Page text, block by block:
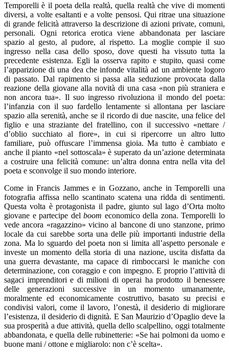
Temporelli è il poeta della realtà, quella realtà che vive di momenti
diversi, a volte esaltanti e a volte pensosi. Qui ritrae una situazione
di grande felicità attraverso la descrizione di azioni private, comuni,
personali. Ogni retorica erotica viene abbandonata per lasciare
spazio al gesto, al pudore, al rispetto. La moglie compie il suo
ingresso nella casa dello sposo, dove questi ha vissuto tutta la
precedente esistenza. Egli la osserva rapito e stupito, quasi come
l’apparizione di una dea che infonde vitalità ad un ambiente logoro
di passato. Dal rapimento si passa alla seduzione provocata dalla
reazione della giovane alla novità di una casa «non più straniera e
non ancora tua». Il suo ingresso rivoluziona il mondo del poeta:
l’infanzia con il suo fardello lentamente si allontana per lasciare
spazio alla serenità, anche se il ricordo di due nascite, una felice del
figlio e una straziante del fratellino, con il successivo «nettare /
d’oblio succhiato al fiore», in cui si ripercorre un altro lutto
familiare, può offuscare l’immensa gioia. Ma tutto è cambiato e
anche il pianto «nel sottoscala» è superato da un’azione determinata
a costruire una felicità comune: un’altra donna entra nella vita del
poeta e sconvolge il suo mondo interiore.
Come in Francis Jammes e in Gozzano, anche in Temporelli una
fotografia affissa nello scantinato scatena una ridda di sentimenti.
Questa volta è protagonista il padre, giunto sul lago d’Orta molto
giovane e partecipe delboom economico della zona. Temporelli lo
vede ancora «ragazzino» vicino al bancone di uno stanzone, primo
locale da cui sarebbe sorta una delle più importanti industrie della
zona. Ma lo sguardo del poeta non si limita all’aspetto personale e
investe un momento della storia di una nazione, uscita disfatta da
una guerra devastante, ma capace di rimboccarsi le maniche con
determinazione, con coraggio e con impegno. E proprio l’attività di
sagaci imprenditori e di milioni di operai ha prodotto il benessere
delle generazioni successive in un momento umanamente,
moralmente ed economicamente costruttivo, basato su precisi e
condivisi valori, come il lavoro, l’onestà, il desiderio di migliorare
l’esistenza, il desiderio di dignità. E San Maurizio d’Opaglio deve la
sua prosperità a due attività, quella dello scalpellino, oggi totalmente
abbandonata, e quella delle rubinetterie: «Se hai polmoni da uomo e
buone mani / ottone e migliarolo: non c’è scelta».